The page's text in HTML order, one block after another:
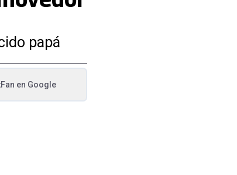
papá
en Google